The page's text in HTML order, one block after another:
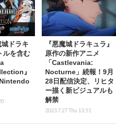
ドラキ
ルを含む
』
『悪魔城ドラキュラ』
原作の新作アニメ
「Castlevania:
Nocturne」続報！9月
28日配信決定、リヒタ
ー描く新ビジュアルも
解禁
2023.7.27 Thu 13:51